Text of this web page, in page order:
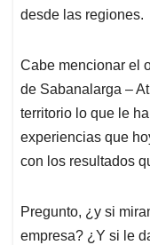
desde las regiones.
Cabe mencionar el
de Sabanalarga –
territorio lo que le
experiencias que
con los resultados
Pregunto, ¿y si
empresa? ¿Y si le